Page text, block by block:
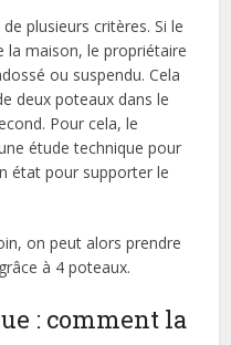
plusieurs critères. Si le
la maison, le propriétaire
ou suspendu. Cela
deux poteaux dans le
Pour cela, le
étude technique pour
état pour supporter le
on peut alors prendre
à 4 poteaux.
: comment la